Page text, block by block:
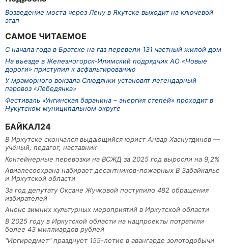
Возведение моста через Лену в Якутске выходит на ключевой
этап
САМОЕ ЧИТАЕМОЕ
С начала года в Братске на газ перевели 131 частный жилой дом
На въезде в Железногорск-Илимский подрядчик АО «Новые
дороги» приступил к асфальтированию
У мраморного вокзала Слюдянки установят легендарный
паровоз «Лебедянка»
Фестиваль «Унгинская баранина – энергия степей» проходит в
Нукутском муниципальном округе
БАЙКАЛ24
В Иркутске скончался выдающийся юрист Анвар Хаснутдинов —
учёный, педагог, наставник
Контейнерные перевозки на ВСЖД за 2025 год выросли на 9,2%
Авиалесоохрана набирает десантников-пожарных В Забайкалье
и Иркутской области
За год депутату Оксане Жучковой поступило 482 обращения
избирателей
Анонс зимних культурных мероприятий в Иркутской области
В 2025 году в Иркутской области на нацпроекты потратили
более 43 миллиардов рублей
"Иргиредмет" празднует 155-летие в авангарде золотодобычи